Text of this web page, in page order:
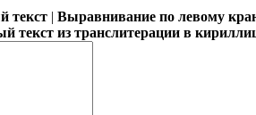
текст | Выравнивание по левому
текст из транслитерации в